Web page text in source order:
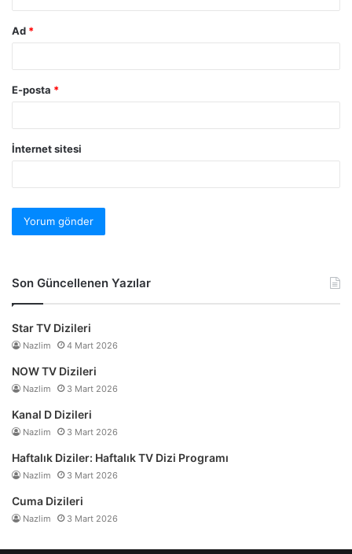
Ad *
E-posta *
İnternet sitesi
Son Güncellenen Yazılar
Star TV Dizileri
Nazlim 4 Mart 2026
NOW TV Dizileri
Nazlim 3 Mart 2026
Kanal D Dizileri
Nazlim 3 Mart 2026
Haftalık Diziler: Haftalık TV Dizi Programı
Nazlim 3 Mart 2026
Cuma Dizileri
Nazlim 3 Mart 2026